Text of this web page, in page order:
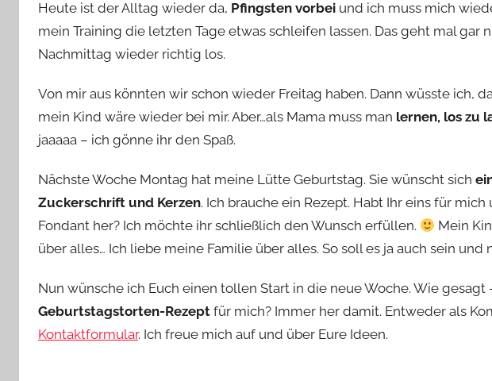
Heute ist der Alltag wieder da, Pfingsten vorbei und ich muss mich
mein Training die letzten Tage etwas schleifen lassen. Das geht mal gar
Nachmittag wieder richtig los.
Von mir aus könnten wir schon wieder Freitag haben. Dann wüsste ich,
mein Kind wäre wieder bei mir. Aber…als Mama muss man lernen, los zu
jaaaaa – ich gönne ihr den Spaß.
Nächste Woche Montag hat meine Lütte Geburtstag. Sie wünscht sich
Zuckerschrift und Kerzen. Ich brauche ein Rezept. Habt Ihr eins für
Fondant her? Ich möchte ihr schließlich den Wunsch erfüllen.
Mein
über alles… Ich liebe meine Familie über alles. So soll es ja auch sein und
Nun wünsche ich Euch einen tollen Start in die neue Woche. Wie gesagt
Geburtstagstorten-Rezept für mich? Immer her damit. Entweder als
Kontaktformular. Ich freue mich auf und über Eure Ideen.